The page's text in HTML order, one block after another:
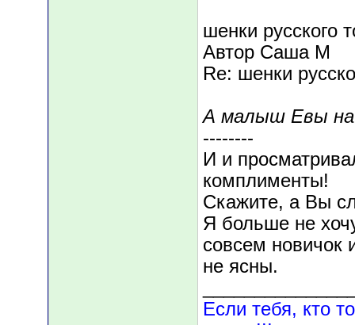
шенки русского
Автор Саша М
Re: шенки
А малыш Евы
--------
И и
комплименты!
Скажите, а Вы
Я больше не
совсем новичок
не ясны.
Если тебя, кто